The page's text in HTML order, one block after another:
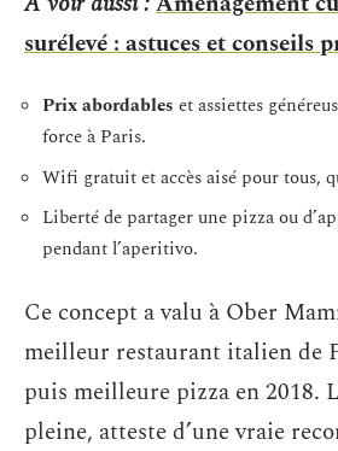
surélevé : astuces et conseils
Prix abordables et assiettes
force à Paris.
Wifi gratuit et accès aisé pour tous,
Liberté de partager une pizza ou
pendant l’aperitivo.
Ce concept a valu à Ober
meilleur restaurant italien de
puis meilleure pizza en 2018.
pleine, atteste d’une vraie